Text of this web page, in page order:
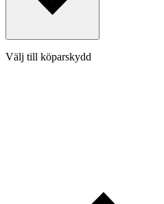
Välj till köparskydd